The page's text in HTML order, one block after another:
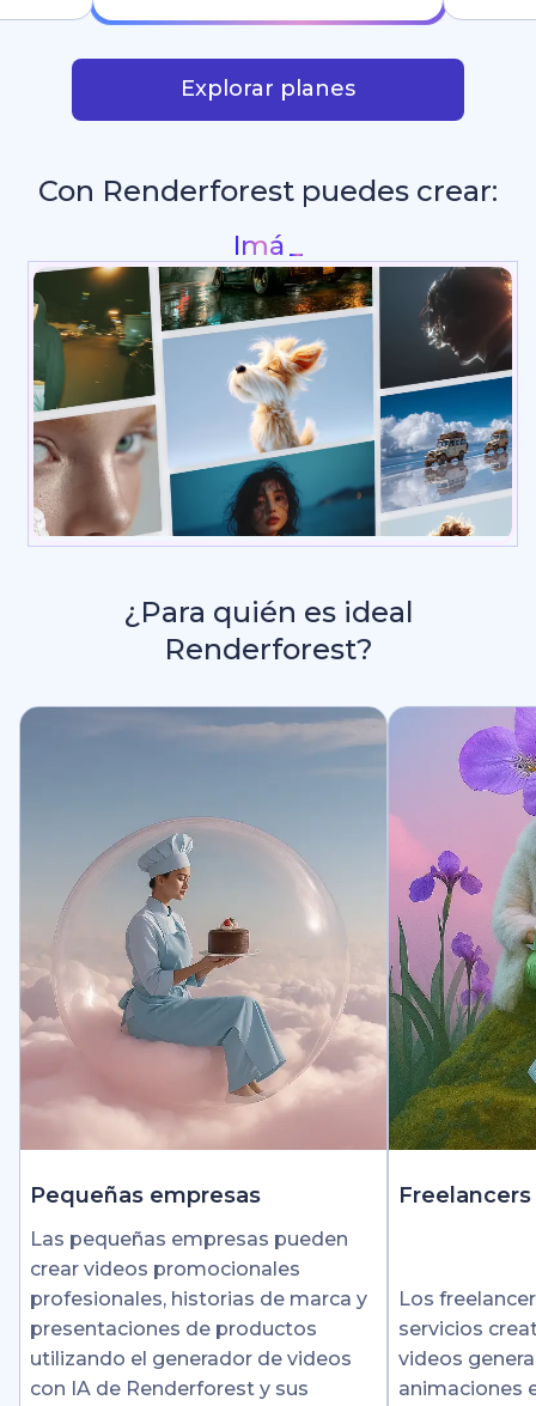
Explorar planes
Con Renderforest puedes crear:
Intros
¿Para quién es ideal
Renderforest?
Pequeñas empresas
Las pequeñas empresas pueden
crear videos promocionales
profesionales, historias de marca y
presentaciones de productos
utilizando el generador de videos
con IA de Renderforest y sus
Freelancers
Los
servicios
videos
animaciones